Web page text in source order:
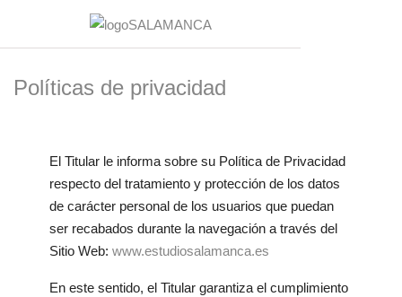
Políticas de privacidad
El Titular le informa sobre su Política de Privacidad
respecto del tratamiento y protección de los datos
de carácter personal de los usuarios que puedan
ser recabados durante la navegación a través del
Sitio Web: www.estudiosalamanca.es
En este sentido, el Titular garantiza el cumplimiento